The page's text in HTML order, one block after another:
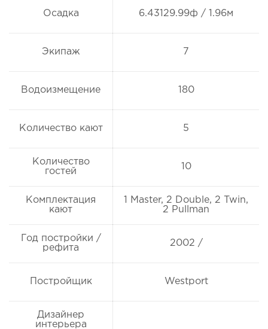
Осадка 6.43129.99ф / 1.96м
Экипаж 7
Водоизмещение 180
Количество кают 5
Количество
гостей
10
Комплектация
кают
1 Master, 2 Double, 2 Twin,
2 Pullman
Год постройки /
рефита
2002 /
Постройщик Westport
Дизайнер
интерьера